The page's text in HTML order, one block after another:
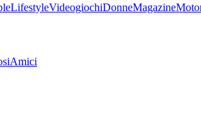
LifestyleVideogiochiDonneMagazine
Amici